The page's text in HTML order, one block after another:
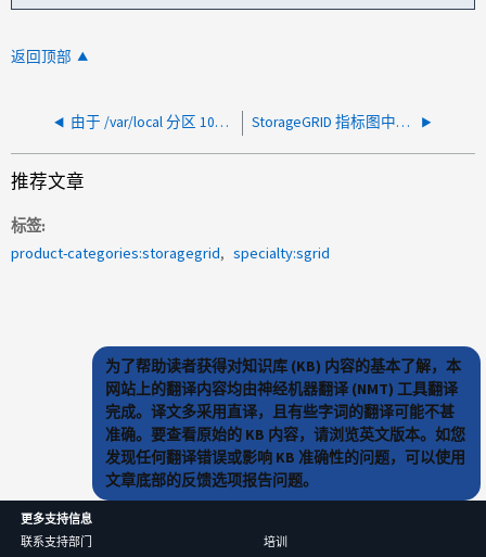
返回顶部
由于 /var/local 分区 100% 已满，StorageGRID 上报告了系统数据容量不足警报 StorageGRID 指标图中缺失或不一致的指标数据
推荐文章
标签
product-categories:storagegrid
specialty:sgrid
为了帮助读者获得对知识库 (KB) 内容的基本了解，本
网站上的翻译内容均由神经机器翻译 (NMT) 工具翻译
完成。译文多采用直译，且有些字词的翻译可能不甚
准确。要查看原始的 KB 内容，请浏览英文版本。如您
发现任何翻译错误或影响 KB 准确性的问题，可以使用
文章底部的反馈选项报告问题。
更多支持信息
联系支持部门
培训